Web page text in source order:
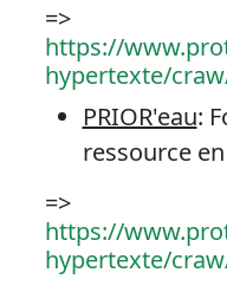
=>
https://
hypertexte/
PRIOR'eau:
ressource
=>
https://
hypertexte/